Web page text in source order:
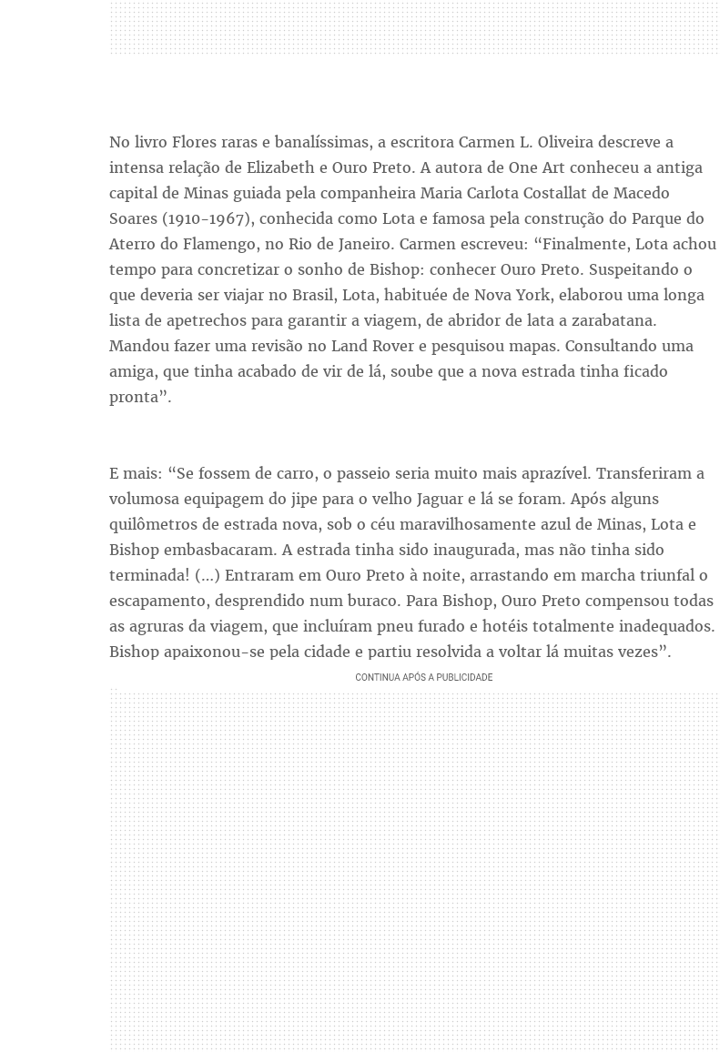
No livro Flores raras e banalíssimas, a escritora Carmen L. Oliveira descreve a
intensa relação de Elizabeth e Ouro Preto. A autora de One Art conheceu a antiga
capital de Minas guiada pela companheira Maria Carlota Costallat de Macedo
Soares (1910-1967), conhecida como Lota e famosa pela construção do Parque do
Aterro do Flamengo, no Rio de Janeiro. Carmen escreveu: “Finalmente, Lota achou
tempo para concretizar o sonho de Bishop: conhecer Ouro Preto. Suspeitando o
que deveria ser viajar no Brasil, Lota, habituée de Nova York, elaborou uma longa
lista de apetrechos para garantir a viagem, de abridor de lata a zarabatana.
Mandou fazer uma revisão no Land Rover e pesquisou mapas. Consultando uma
amiga, que tinha acabado de vir de lá, soube que a nova estrada tinha ficado
pronta”.
E mais: “Se fossem de carro, o passeio seria muito mais aprazível. Transferiram a
volumosa equipagem do jipe para o velho Jaguar e lá se foram. Após alguns
quilômetros de estrada nova, sob o céu maravilhosamente azul de Minas, Lota e
Bishop embasbacaram. A estrada tinha sido inaugurada, mas não tinha sido
terminada! (…) Entraram em Ouro Preto à noite, arrastando em marcha triunfal o
escapamento, desprendido num buraco. Para Bishop, Ouro Preto compensou todas
as agruras da viagem, que incluíram pneu furado e hotéis totalmente inadequados.
Bishop apaixonou-se pela cidade e partiu resolvida a voltar lá muitas vezes”.